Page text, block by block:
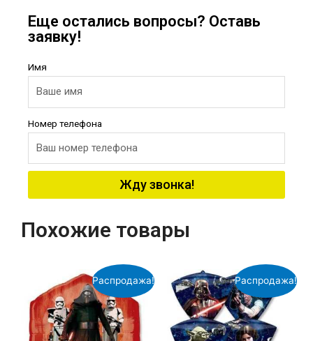
Еще остались вопросы? Оставь
заявку!
Имя
Номер телефона
Жду звонка!
Похожие товары
Распродажа! Распродажа!